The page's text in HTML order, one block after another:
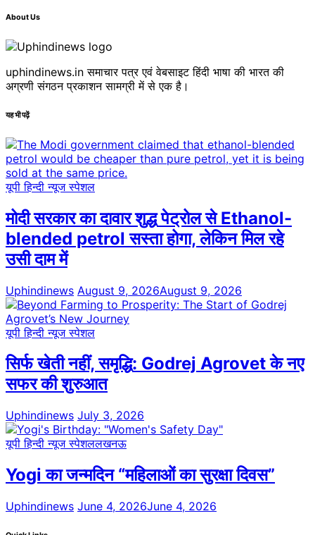
About Us
uphindinews.in समाचार पत्र एवं वेबसाइट हिंदी भाषा की भारत की
अग्रणी संगठन प्रकाशन सामग्री में से एक है।
यह भी पढ़ें
यूपी हिन्दी न्यूज स्पेशल
मोदी सरकार का दावार शुद्ध पेट्रोल से Ethanol-
blended petrol सस्ता होगा, लेकिन मिल रहे
उसी दाम में
Uphindinews August 9, 2026August 9, 2026
यूपी हिन्दी न्यूज स्पेशल
सिर्फ खेती नहीं, समृद्धि: Godrej Agrovet के नए
सफर की शुरुआत
Uphindinews July 3, 2026
यूपी हिन्दी न्यूज स्पेशललखनऊ
Yogi का जन्मदिन “महिलाओं का सुरक्षा दिवस”
Uphindinews June 4, 2026June 4, 2026